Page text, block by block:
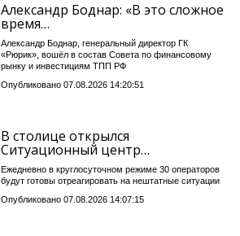
Александр Боднар: «В это сложное
время…
Александр Боднар, генеральный директор ГК
«Рюрик», вошёл в состав Совета по финансовому
рынку и инвестициям ТПП РФ
Опубликовано 07.08.2026 14:20:51
В столице открылся
Ситуационный центр…
Ежедневно в круглосуточном режиме 30 операторов
будут готовы отреагировать на нештатные ситуации
Опубликовано 07.08.2026 14:07:15